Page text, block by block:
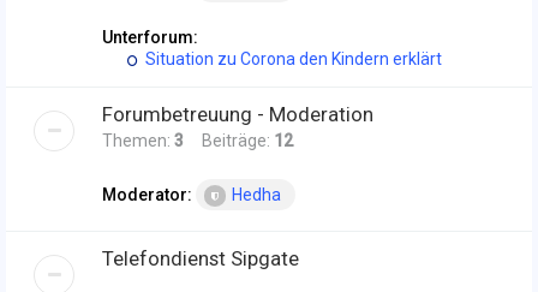
Unterforum:
Situation zu Corona den Kindern erklärt
Forumbetreuung - Moderation
Themen: 3 Beiträge: 12
Moderator: Hedha
Telefondienst Sipgate